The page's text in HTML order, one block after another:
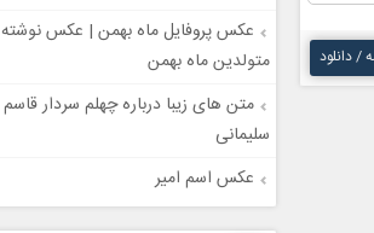
/ دانلود
عکس پروفایل ماه بهمن | عکس نوشته
متولدین ماه بهمن
متن های زیبا درباره چهلم سردار قاسم
سلیمانی
عکس اسم امیر